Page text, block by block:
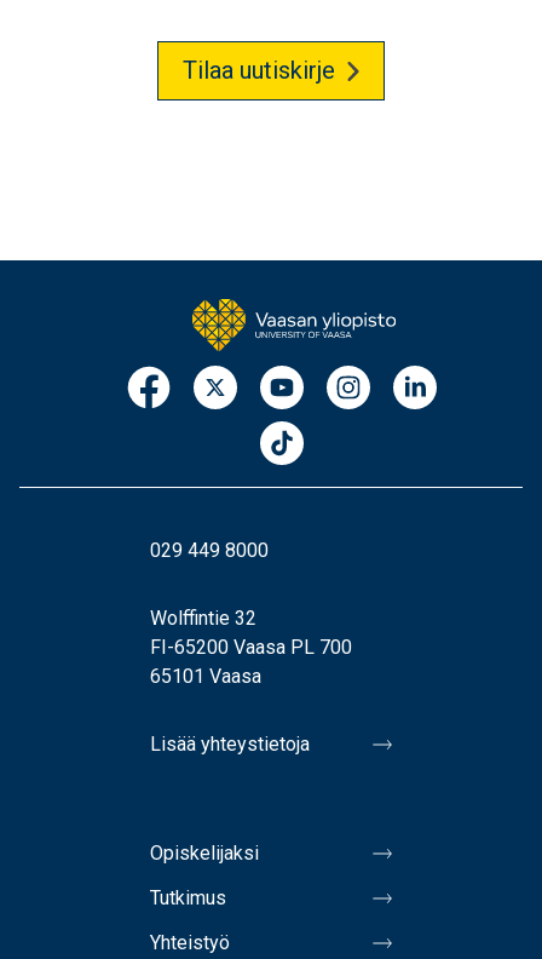
Tilaa uutiskirje
029 449 8000
Wolffintie 32
FI-65200 Vaasa PL 700
65101 Vaasa
Lisää yhteystietoja
Opiskelijaksi
Tutkimus
Yhteistyö